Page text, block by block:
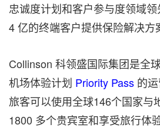
忠诚度计划和客户参与度领域
4 亿的终端客户提供保险解决方
Collinson 科领盛国际集团是全
机场体验计划 Priority Pass 的
旅客可以使用全球146个国家与
1800 多个贵宾室和享受旅行体